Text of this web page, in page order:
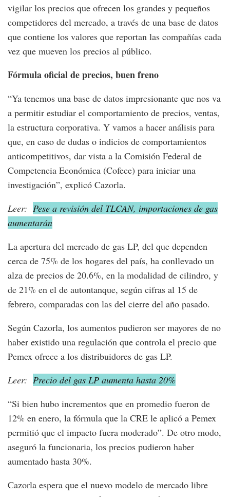
vigilar los precios que ofrecen los grandes y pequeños
competidores del mercado, a través de una base de datos
que contiene los valores que reportan las compañías cada
vez que mueven los precios al público.
Fórmula oficial de precios, buen freno
“Ya tenemos una base de datos impresionante que nos va
a permitir estudiar el comportamiento de precios, ventas,
la estructura corporativa. Y vamos a hacer análisis para
que, en caso de dudas o indicios de comportamientos
anticompetitivos, dar vista a la Comisión Federal de
Competencia Económica (Cofece) para iniciar una
investigación”, explicó Cazorla.
Leer: Pese a revisión del TLCAN, importaciones de gas
aumentarán
La apertura del mercado de gas LP, del que dependen
cerca de 75% de los hogares del país, ha conllevado un
alza de precios de 20.6%, en la modalidad de cilindro, y
de 21% en el de autontanque, según cifras al 15 de
febrero, comparadas con las del cierre del año pasado.
Según Cazorla, los aumentos pudieron ser mayores de no
haber existido una regulación que controla el precio que
Pemex ofrece a los distribuidores de gas LP.
Leer: Precio del gas LP aumenta hasta 20%
“Si bien hubo incrementos que en promedio fueron de
12% en enero, la fórmula que la CRE le aplicó a Pemex
permitió que el impacto fuera moderado”. De otro modo,
aseguró la funcionaria, los precios pudieron haber
aumentado hasta 30%.
Cazorla espera que el nuevo modelo de mercado libre